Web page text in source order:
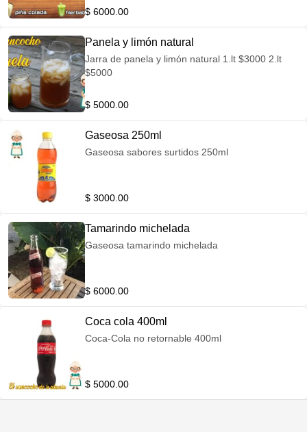
Limonada piña colada (licor)adicional Limonada
$ 6000.00
Panela y limón natural
Jarra de panela y limón natural 1.lt $3000 2.lt
$5000
$ 5000.00
Gaseosa 250ml
Gaseosa sabores surtidos 250ml
$ 3000.00
Tamarindo michelada
Gaseosa tamarindo michelada
$ 6000.00
Coca cola 400ml
Coca-Cola no retornable 400ml
$ 5000.00